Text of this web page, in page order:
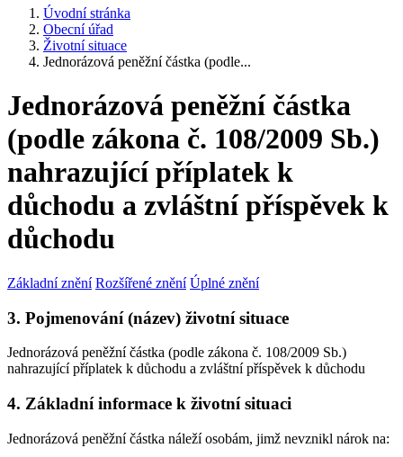
Úvodní stránka
Obecní úřad
Životní situace
Jednorázová peněžní částka (podle...
Jednorázová peněžní částka
(podle zákona č. 108/2009 Sb.)
nahrazující příplatek k
důchodu a zvláštní příspěvek k
důchodu
Základní znění Rozšířené znění Úplné znění
3. Pojmenování (název) životní situace
Jednorázová peněžní částka (podle zákona č. 108/2009 Sb.)
nahrazující příplatek k důchodu a zvláštní příspěvek k důchodu
4. Základní informace k životní situaci
Jednorázová peněžní částka náleží osobám, jimž nevznikl nárok na: